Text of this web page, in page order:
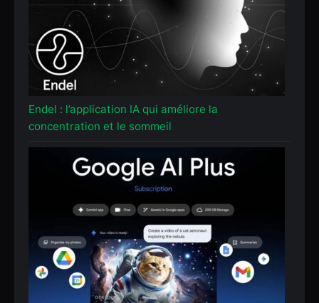
Endel : l’application IA qui améliore la
concentration et le sommeil